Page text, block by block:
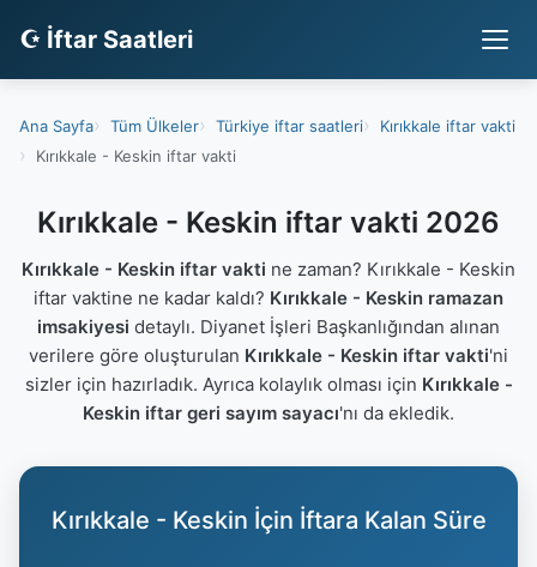
☪ İftar Saatleri
Ana Sayfa Tüm Ülkeler Türkiye iftar saatleri
Kırıkkale iftar vakti
Kırıkkale - Keskin iftar vakti
Kırıkkale - Keskin iftar vakti 2026
Kırıkkale - Keskin iftar vakti ne zaman? Kırıkkale - Keskin
iftar vaktine ne kadar kaldı? Kırıkkale - Keskin ramazan
imsakiyesi detaylı. Diyanet İşleri Başkanlığından alınan
verilere göre oluşturulan Kırıkkale - Keskin iftar vakti'ni
sizler için hazırladık. Ayrıca kolaylık olması için Kırıkkale -
Keskin iftar geri sayım sayacı'nı da ekledik.
Kırıkkale - Keskin İçin İftara Kalan Süre